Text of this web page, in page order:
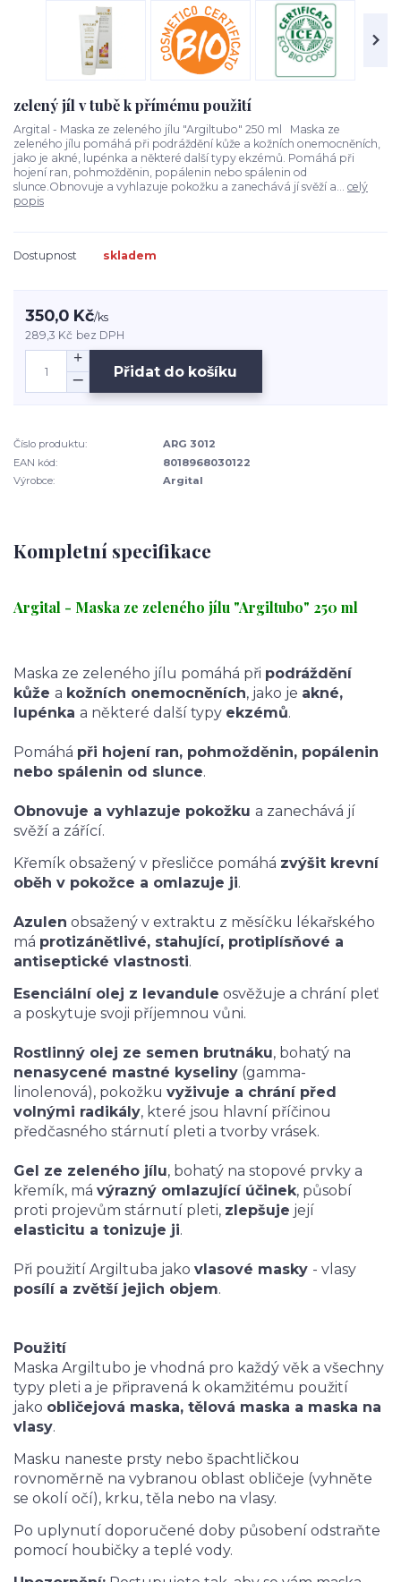
zelený jíl v tubě k přímému použití
Argital - Maska ze zeleného jílu "Argiltubo" 250 ml Maska ze
zeleného jílu pomáhá při podráždění kůže a kožních onemocněních,
jako je akné, lupénka a některé další typy ekzémů. Pomáhá při
hojení ran, pohmožděnin, popálenin nebo spálenin od
slunce.Obnovuje a vyhlazuje pokožku a zanechává jí svěží a... celý
popis
Dostupnost skladem
350,0 Kč/ks
289,3 Kč bez DPH
Přidat do košíku
Číslo produktu:
ARG 3012
EAN kód:
8018968030122
Výrobce:
Argital
Kompletní specifikace
Argital - Maska ze zeleného jílu "Argiltubo" 250 ml
Maska ze zeleného jílu pomáhá při podráždění
kůže a kožních onemocněních, jako je akné,
lupénka a některé další typy ekzémů.
Pomáhá při hojení ran, pohmožděnin, popálenin
nebo spálenin od slunce.
Obnovuje a vyhlazuje pokožku a zanechává jí
svěží a zářící.
Křemík obsažený v přesličce pomáhá zvýšit krevní
oběh v pokožce a omlazuje ji.
Azulen obsažený v extraktu z měsíčku lékařského
má protizánětlivé, stahující, protiplísňové a
antiseptické vlastnosti.
Esenciální olej z levandule osvěžuje a chrání pleť
a poskytuje svoji příjemnou vůni.
Rostlinný olej ze semen brutnáku, bohatý na
nenasycené mastné kyseliny (gamma-
linolenová), pokožku vyživuje a chrání před
volnými radikály, které jsou hlavní příčinou
předčasného stárnutí pleti a tvorby vrásek.
Gel ze zeleného jílu, bohatý na stopové prvky a
křemík, má výrazný omlazující účinek, působí
proti projevům stárnutí pleti, zlepšuje její
elasticitu a tonizuje ji.
Při použití Argiltuba jako vlasové masky - vlasy
posílí a zvětší jejich objem.
Použití
Maska Argiltubo je vhodná pro každý věk a všechny
typy pleti a je připravená k okamžitému použití
jako obličejová maska, tělová maska a maska na
vlasy.
Masku naneste prsty nebo špachtličkou
rovnoměrně na vybranou oblast obličeje (vyhněte
se okolí očí), krku, těla nebo na vlasy.
Po uplynutí doporučené doby působení odstraňte
pomocí houbičky a teplé vody.